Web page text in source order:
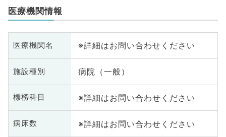
医療機関情報
医療機関名 ※詳細はお問い合わせください
施設種別 病院（一般）
標榜科目 ※詳細はお問い合わせください
病床数 ※詳細はお問い合わせください